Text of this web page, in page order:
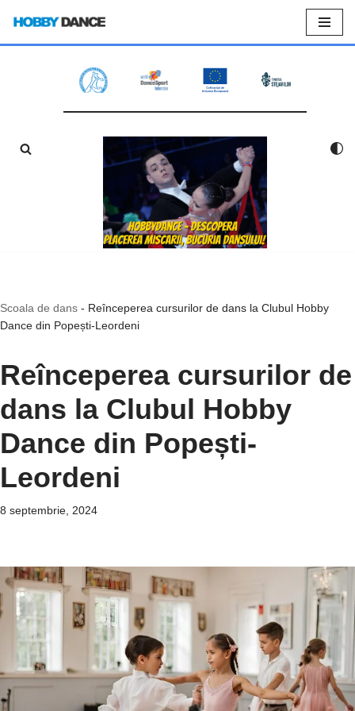
Sari
Scoala de dans - Reînceperea cursurilor de dans la Clubul Hobby
Dance din Popești-Leordeni
Reînceperea cursurilor de
dans la Clubul Hobby
Dance din Popești-
Leordeni
8 septembrie, 2024